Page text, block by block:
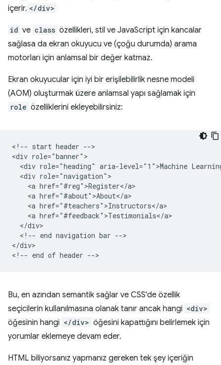
içerir. </div>
id ve class özellikleri, stil ve JavaScript için kancalar
sağlasa da ekran okuyucu ve (çoğu durumda) arama
motorları için anlamsal bir değer katmaz.
Ekran okuyucular için iyi bir erişilebilirlik nesne modeli
(AOM) oluşturmak üzere anlamsal yapı sağlamak için
role özelliklerini ekleyebilirsiniz:
<!-- start header -->
<div role="banner">
<div role="heading" aria-level="1">Machine
  <div role="navigation">
    <a href="#reg">Register</a>
    <a href="#about">About</a>
    <a href="#teachers">Instructors</a>
    <a href="#feedback">Testimonials</a>
  </div>
  <!-- end navigation bar -->
</div>
Bu, en azından semantik sağlar ve CSS'de özellik
seçicilerin kullanılmasına olanak tanır ancak hangi <div>
öğesinin hangi </div> öğesini kapattığını belirlemek için
yorumlar eklemeye devam eder.
HTML biliyorsanız yapmanız gereken tek şey içeriğin